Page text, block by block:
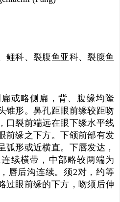
鲤科、裂腹鱼亚科、裂腹鱼
或略侧扁，背、腹缘均隆
锥形。鼻孔距眼前缘较距吻
口裂前端远在眼下缘水平线
前缘之下方。下颌前部有发
弧形或近横直。下唇发达，
续横带，中部略较两端为
唇后沟连续。须2对，约等
过眼前缘的下方，吻须后伸